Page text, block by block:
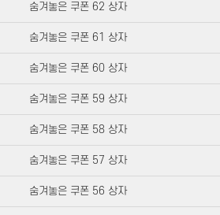
숨겨놓은 쿠폰 62 상자
숨겨놓은 쿠폰 61 상자
숨겨놓은 쿠폰 60 상자
숨겨놓은 쿠폰 59 상자
숨겨놓은 쿠폰 58 상자
숨겨놓은 쿠폰 57 상자
숨겨놓은 쿠폰 56 상자